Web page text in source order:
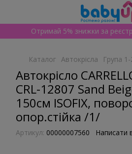
Отримай 5% знижки за
Каталог Автокрісла Група
Автокрісло
CRL-12807 Sand
150см ISOFIX,
опор.стійка /1/
Артикул: 00000007560 Написати